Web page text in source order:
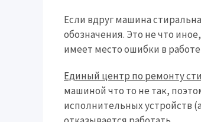
Если вдруг машина
обозначения. Это не что
имеет место ошибки в
Единый центр по ремонту
машиной что то не так,
исполнительных устройств